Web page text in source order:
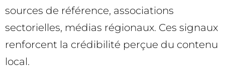
sources de référence, associations
sectorielles, médias régionaux. Ces signaux
renforcent la crédibilité perçue du contenu
local.